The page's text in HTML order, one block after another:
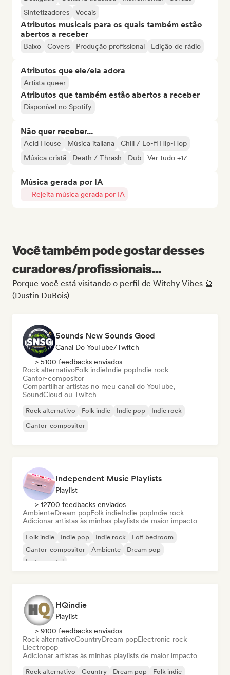
Sintetizadores
Vocais
Atributos musicais para os quais também estão
abertos a receber
Baixo Covers Produção profissional Edição de rádio
Atributos que ele/ela adora
Artista queer
Atributos que também estão abertos a receber
Disponível no Spotify
Não quer receber...
Acid House Música italiana
Chill / Lo-fi Hip-Hop
Música cristã
Death / Thrash Dub Ver tudo +17
Música gerada por IA
Rejeita música gerada por IA
Você também pode gostar desses
curadores/profissionais...
Porque você está visitando o perfil de Witchy Vibes 🔮
(Dustin DuBois)
Sounds New Sounds Good
Canal Do YouTube/Twitch
> 5100 feedbacks enviados
Rock alternativoFolk indieIndie popIndie rock
Cantor-compositor
Compartilhar artistas no meu canal do YouTube,
SoundCloud ou Twitch
Rock alternativo Folk indie Indie pop
Indie rock
Cantor-compositor
Independent Music Playlists
Playlist
> 12700 feedbacks enviados
AmbienteDream popFolk indieIndie popIndie rock
Adicionar artistas às minhas playlists de maior impacto
Folk indie Indie pop Indie rock
Lofi bedroom
Cantor-compositor
Ambiente
Dream pop
Instrumental
HQindie
Playlist
> 9100 feedbacks enviados
Rock alternativoCountryDream popElectronic rock
Electropop
Adicionar artistas às minhas playlists de maior impacto
Rock alternativo Country Dream pop
Folk indie